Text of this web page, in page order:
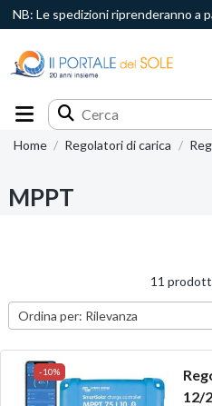
NB: Le spedizioni riprenderanno a
Home Regolatori di carica
MPPT
11
Ordina per: Rilevanza
-10%
12/